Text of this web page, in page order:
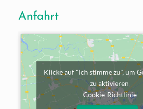
Anfahrt
Klicke auf "Ich stimme zu", um
zu aktivieren
Cookie-Richtlinie